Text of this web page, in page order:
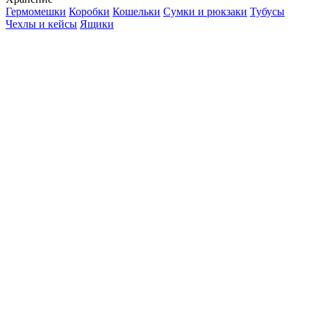
Гермомешки Коробки Кошельки Сумки и рюкзаки Тубусы
Чехлы и кейсы Ящики